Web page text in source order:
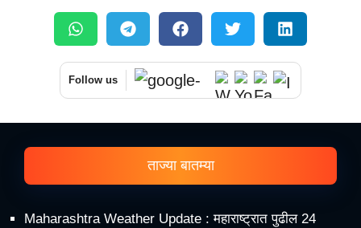
Follow us
ताज्या बातम्या
Maharashtra Weather Update : महाराष्ट्रात पुढील 24